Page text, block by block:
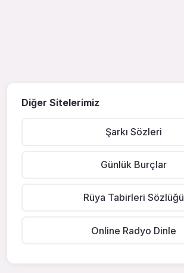
Diğer Sitelerimiz
Şarkı Sözleri
Günlük Burçlar
Rüya Tabirleri Sözlüğü
Online Radyo Dinle